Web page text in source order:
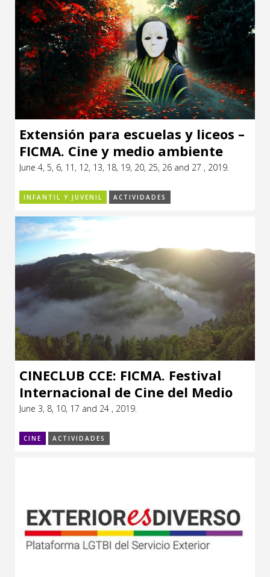
Extensión para escuelas y liceos –
FICMA. Cine y medio ambiente
June 4, 5, 6, 11, 12, 13, 18, 19, 20, 25, 26 and 27 , 2019.
INFANTIL Y JUVENIL ACTIVIDADES
CINECLUB CCE: FICMA. Festival
Internacional de Cine del Medio
Ambiente de Barcelona
June 3, 8, 10, 17 and 24 , 2019.
CINE ACTIVIDADES